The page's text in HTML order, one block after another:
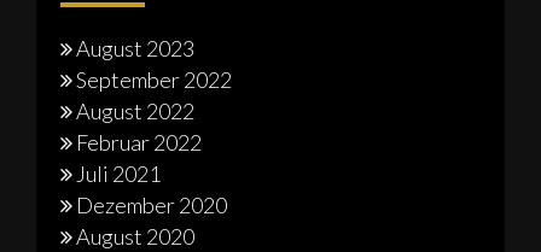
August 2023
September 2022
August 2022
Februar 2022
Juli 2021
Dezember 2020
August 2020